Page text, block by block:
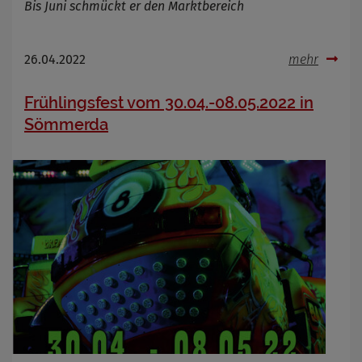
Bis Juni schmückt er den Marktbereich
26.04.2022 mehr
Frühlingsfest vom 30.04.-08.05.2022 in
Sömmerda